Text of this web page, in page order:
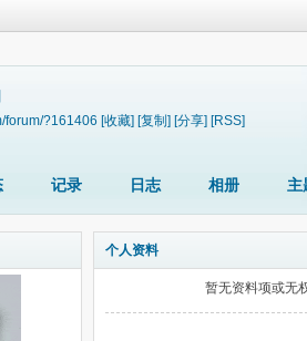
forum/?161406 [收藏] [复制] [分享] [RSS]
记录 日志 相册 主
个人资料
暂无资料项或无